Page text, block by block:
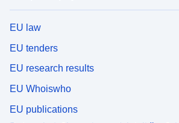
EU law
EU tenders
EU research results
EU Whoiswho
EU publications